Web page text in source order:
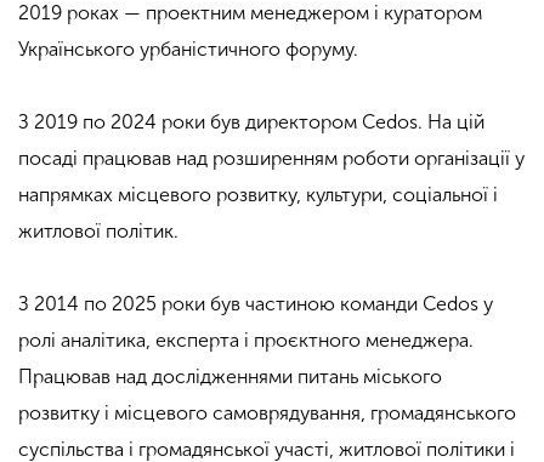
2019 роках — проектним менеджером і куратором
Українського урбаністичного форуму.
З 2019 по 2024 роки був директором Cedos. На цій
посаді працював над розширенням роботи організації у
напрямках місцевого розвитку, культури, соціальної і
житлової політик.
З 2014 по 2025 роки був частиною команди Cedos у
ролі аналітика, експерта і проєктного менеджера.
Працював над дослідженнями питань міського
розвитку і місцевого самоврядування, громадянського
суспільства і громадянської участі, житлової політики і